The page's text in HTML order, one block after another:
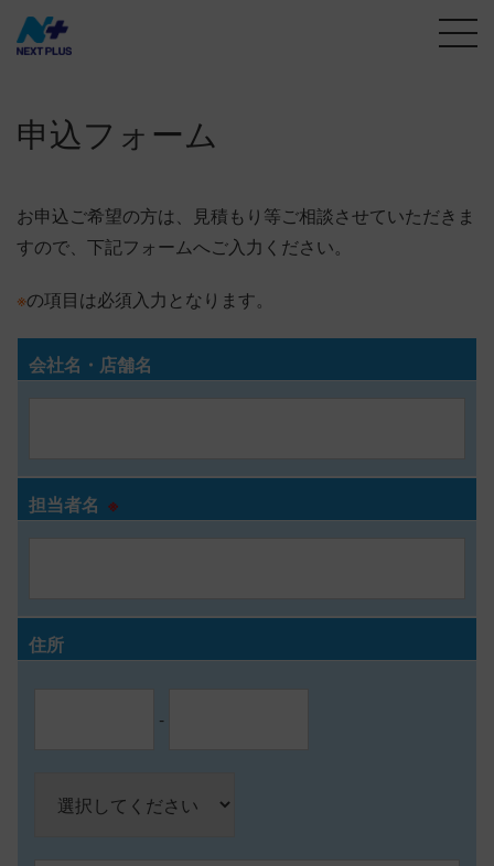
申込フォーム
お申込ご希望の方は、見積もり等ご相談させていただきま
すので、下記フォームへご入力ください。
※の項目は必須入力となります。
会社名・店舗名
担当者名 ※
住所
-